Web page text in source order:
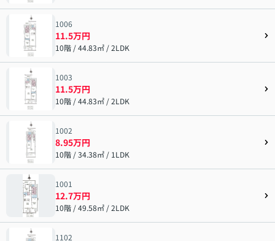
1006
11.5万円
10階 / 44.83㎡ / 2LDK
1003
11.5万円
10階 / 44.83㎡ / 2LDK
1002
8.95万円
10階 / 34.38㎡ / 1LDK
1001
12.7万円
10階 / 49.58㎡ / 2LDK
1102